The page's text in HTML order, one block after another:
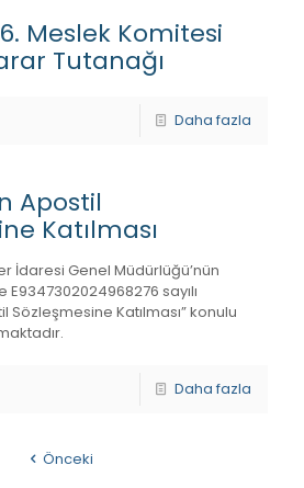
Meslek Komitesi
Tutanağı
Daha fazla
Apostil
Katılması
İdaresi Genel Müdürlüğü’nün
sayılı
Sözleşmesine Katılması” konulu
Daha fazla
Önceki